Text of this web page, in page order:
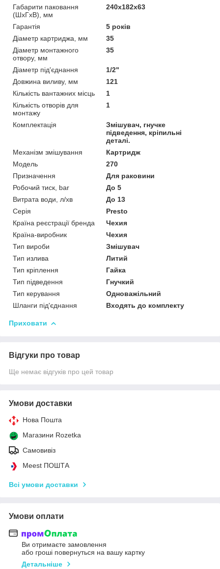
Габарити паковання
(ШхГхВ), мм
240х182х63
Гарантія
5 років
Діаметр картриджа, мм
35
Діаметр монтажного
отвору, мм
35
Діаметр під'єднання
1/2"
Довжина виливу, мм
121
Кількість вантажних місць
1
Кількість отворів для
монтажу
1
Комплектація
Змішувач, гнучке
підведення, кріпильні
деталі.
Механізм змішування
Картридж
Мoдель
270
Призначення
Для раковини
Робочий тиск, bar
До 5
Витрата води, л/хв
До 13
Серія
Presto
Країна реєстрації бренда
Чехия
Країна-виробник
Чехия
Тип вироби
Змішувач
Тип излива
Литий
Тип кріплення
Гайка
Тип підведення
Гнучкий
Тип керування
Одноважільний
Шланги під'єднання
Входять до комплекту
Приховати
Відгуки про товар
Ще немає відгуків про цей товар
Умови доставки
Нова Пошта
Магазини Rozetka
Самовивіз
Meest ПОШТА
Всі умови доставки
Умови оплати
Ви отримаєте замовлення
або гроші повернуться на вашу картку
Детальніше